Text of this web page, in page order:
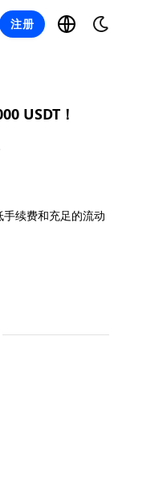
注册
USDT！
续费和充足的流动